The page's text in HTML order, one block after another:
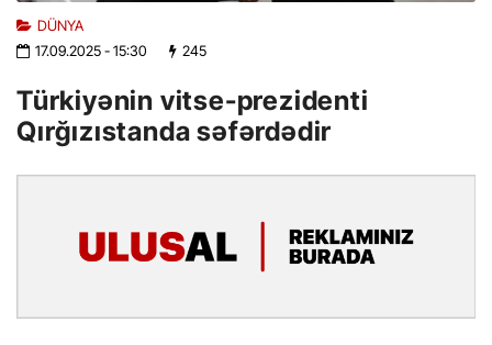
DÜNYA
17.09.2025- 15:30 245
Türkiyənin vitse-prezidenti
Qırğızıstanda səfərdədir